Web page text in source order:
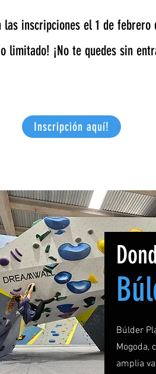
las inscripciones el 1 de febrero
limitado! ¡No te quedes sin
Inscripción aquí!
Búlder
Mogoda,
amplia